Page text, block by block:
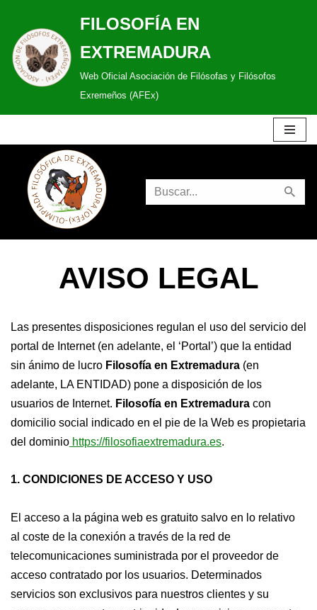
Saltar
al
contenido
FILOSOFÍA EN
EXTREMADURA
Web Oficial Asociación de Filósofas y Filósofos
Exremeños (AFEx)
AVISO LEGAL
Las presentes disposiciones regulan el uso del servicio del
portal de Internet (en adelante, el ‘Portal’) que la entidad
sin ánimo de lucro Filosofía en Extremadura (en
adelante, LA ENTIDAD) pone a disposición de los
usuarios de Internet. Filosofía en Extremadura con
domicilio social indicado en el pie de la Web es propietaria
del dominio https://filosofiaextremadura.es.
1. CONDICIONES DE ACCESO Y USO
El acceso a la página web es gratuito salvo en lo relativo
al coste de la conexión a través de la red de
telecomunicaciones suministrada por el proveedor de
acceso contratado por los usuarios. Determinados
servicios son exclusivos para nuestros clientes y su